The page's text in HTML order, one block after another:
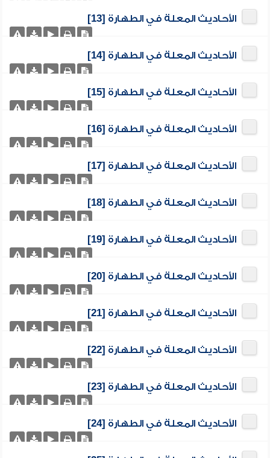
الأحاديث المعلة في الطهارة [13]
الأحاديث المعلة في الطهارة [14]
الأحاديث المعلة في الطهارة [15]
الأحاديث المعلة في الطهارة [16]
الأحاديث المعلة في الطهارة [17]
الأحاديث المعلة في الطهارة [18]
الأحاديث المعلة في الطهارة [19]
الأحاديث المعلة في الطهارة [20]
الأحاديث المعلة في الطهارة [21]
الأحاديث المعلة في الطهارة [22]
الأحاديث المعلة في الطهارة [23]
الأحاديث المعلة في الطهارة [24]